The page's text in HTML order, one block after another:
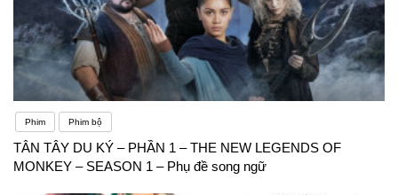
Phim Phim bộ
TÂN TÂY DU KÝ – PHẦN 1 – THE NEW LEGENDS OF
MONKEY – SEASON 1 – Phụ đề song ngữ